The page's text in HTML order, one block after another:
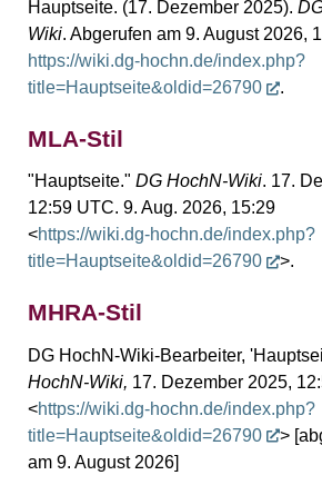
Hauptseite. (17. Dezember 2025).
Wiki. Abgerufen am 9. August 2026,
https://wiki.dg-hochn.de/index.php?
title=Hauptseite&oldid=26790
.
MLA-Stil
"Hauptseite." DG HochN-Wiki. 17.
12:59 UTC. 9. Aug. 2026, 15:29
<https://wiki.dg-hochn.de/index.php?
title=Hauptseite&oldid=26790
>.
MHRA-Stil
DG HochN-Wiki-Bearbeiter,
HochN-Wiki, 17. Dezember 2025,
<https://wiki.dg-hochn.de/index.php?
title=Hauptseite&oldid=26790
>
am 9. August 2026]